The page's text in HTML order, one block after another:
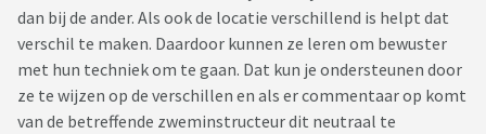
dan bij de ander. Als ook de locatie verschillend is helpt dat
verschil te maken. Daardoor kunnen ze leren om bewuster
met hun techniek om te gaan. Dat kun je ondersteunen door
ze te wijzen op de verschillen en als er commentaar op komt
van de betreffende zweminstructeur dit neutraal te